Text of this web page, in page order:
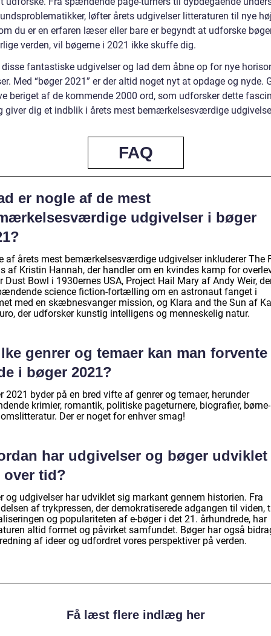
løfter årets udgivelser litteraturen til nye
du er en erfaren læser eller bare er begyndt at udforske
verden, vil bøgerne i 2021 ikke skuffe dig.
fantastiske udgivelser og lad dem åbne op for nye
Med “bøger 2021” er der altid noget nyt at opdage og nyde.
beriget af de kommende 2000 ord, som udforsker dette
giver dig et indblik i årets mest bemærkelsesværdige
FAQ
er nogle af de mest
udgivelser i bøger
af årets mest bemærkelsesværdige udgivelser inkluderer The
af Kristin Hannah, der handler om en kvindes kamp for
Dust Bowl i 1930ernes USA, Project Hail Mary af Andy Weir,
science fiction-fortælling om en astronaut fanget i
med en skæbnesvanger mission, og Klara and the Sun af
der udforsker kunstig intelligens og menneskelig natur.
genrer og temaer kan man forvente
i bøger 2021?
2021 byder på en bred vifte af genrer og temaer, herunder
krimier, romantik, politiske pageturnere, biografier,
Der er noget for enhver smag!
har udgivelser og bøger udviklet
over tid?
og udgivelser har udviklet sig markant gennem historien. Fra
af trykpressen, der demokratiserede adgangen til viden,
og populariteten af e-bøger i det 21. århundrede, har
altid formet og påvirket samfundet. Bøger har også
af ideer og udfordret vores perspektiver på verden.
Få læst flere indlæg her